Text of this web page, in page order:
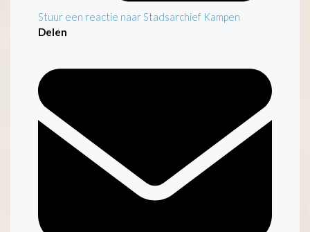
Stuur een reactie naar Stadsarchief Kampen
Delen